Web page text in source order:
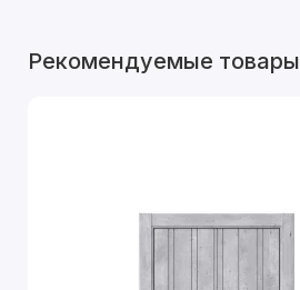
Рекомендуемые товары